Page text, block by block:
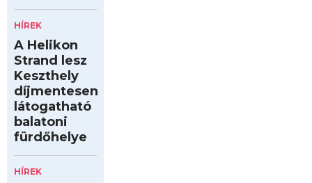
HÍREK
A Helikon
Strand lesz
Keszthely
díjmentesen
látogatható
balatoni
fürdőhelye
HÍREK